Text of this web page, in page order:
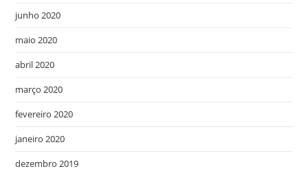
junho 2020
maio 2020
abril 2020
março 2020
fevereiro 2020
janeiro 2020
dezembro 2019